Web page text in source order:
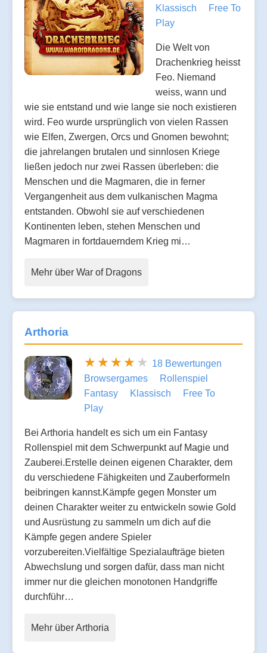
Klassisch
Free To
Play
Die Welt von
Drachenkrieg heisst
Feo. Niemand
weiss, wann und
wie sie entstand und wie lange sie noch existieren
wird. Feo wurde ursprünglich von vielen Rassen
wie Elfen, Zwergen, Orcs und Gnomen bewohnt;
die jahrelangen brutalen und sinnlosen Kriege
ließen jedoch nur zwei Rassen überleben: die
Menschen und die Magmaren, die in ferner
Vergangenheit aus dem vulkanischen Magma
entstanden. Obwohl sie auf verschiedenen
Kontinenten leben, stehen Menschen und
Magmaren in fortdauerndem Krieg mi…
Mehr über War of Dragons
Arthoria
18 Bewertungen
Browsergames
Rollenspiel
Fantasy
Klassisch
Free To
Play
Bei Arthoria handelt es sich um ein Fantasy
Rollenspiel mit dem Schwerpunkt auf Magie und
Zauberei.Erstelle deinen eigenen Charakter, dem
du verschiedene Fähigkeiten und Zauberformeln
beibringen kannst.Kämpfe gegen Monster um
deinen Charakter weiter zu entwickeln sowie Gold
und Ausrüstung zu sammeln um dich auf die
Kämpfe gegen andere Spieler
vorzubereiten.Vielfältige Spezialaufträge bieten
Abwechslung und sorgen dafür, dass man nicht
immer nur die gleichen monotonen Handgriffe
durchführ…
Mehr über Arthoria